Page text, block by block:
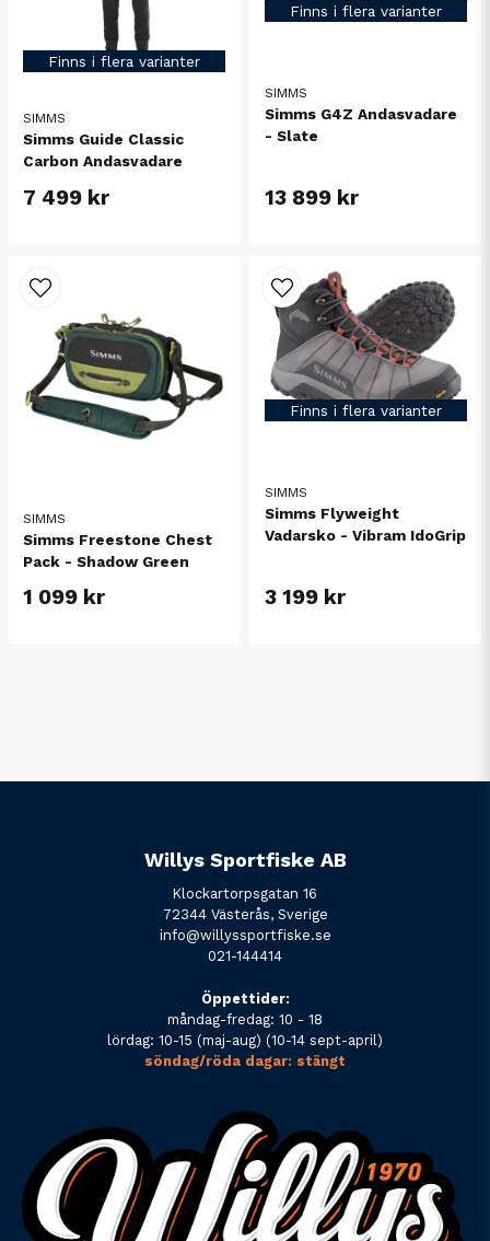
Finns i flera varianter
SIMMS
Simms Guide Classic
Carbon Andasvadare
7 499 kr
Finns i flera varianter
SIMMS
Simms G4Z Andasvadare
- Slate
13 899 kr
SIMMS
Simms Freestone Chest
Pack - Shadow Green
1 099 kr
Finns i flera varianter
SIMMS
Simms Flyweight
Vadarsko - Vibram IdoGrip
3 199 kr
Willys Sportfiske AB
Klockartorpsgatan 16
72344 Västerås, Sverige
info@willyssportfiske.se
021-144414
Öppettider:
måndag-fredag: 10 - 18
lördag: 10-15 (maj-aug) (10-14 sept-april)
söndag/röda dagar: stängt